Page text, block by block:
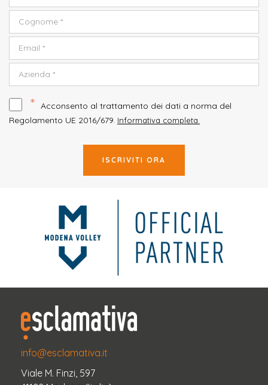
* Acconsento al trattamento dei dati a norma del
Regolamento UE 2016/679. Informativa completa.
ISCRIVITI ORA
info@esclamativa.it
Viale M. Finzi, 597